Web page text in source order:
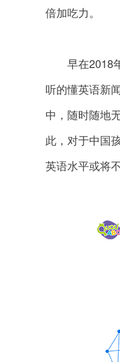
倍加吃力。
早在2018年
听的懂英语新
中，随时随地
此，对于中国
英语水平或将